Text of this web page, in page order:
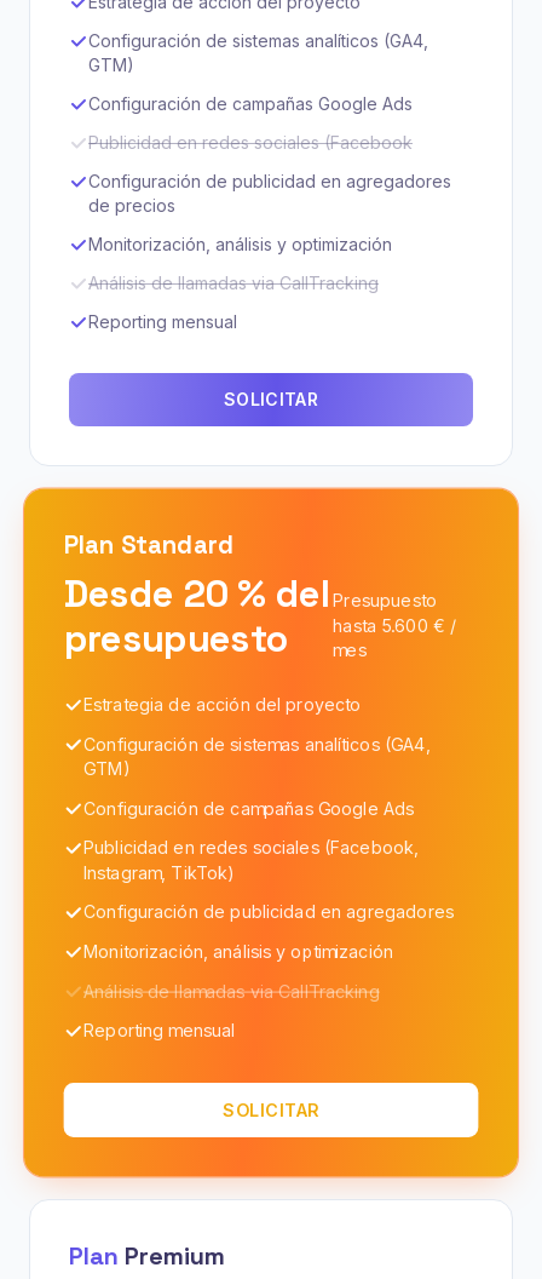
Configuración de sistemas analíticos (GA4,
GTM)
Configuración de campañas Google Ads
Publicidad en redes sociales (Facebook
Configuración de publicidad en agregadores
de precios
Monitorización, análisis y optimización
Análisis de llamadas via CallTracking
Reporting mensual
SOLICITAR
Plan Standard
Desde 20 % del
presupuesto
Presupuesto
hasta 5.600 € /
mes
Estrategia de acción del proyecto
Configuración de sistemas analíticos (GA4,
GTM)
Configuración de campañas Google Ads
Publicidad en redes sociales (Facebook,
Instagram, TikTok)
Configuración de publicidad en agregadores
Monitorización, análisis y optimización
Análisis de llamadas via CallTracking
Reporting mensual
SOLICITAR
Plan Premium